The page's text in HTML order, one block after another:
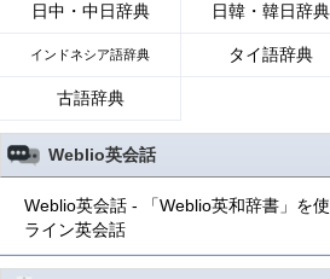
日中・中日辞典 日韓・韓日辞典
インドネシア語辞典 タイ語辞典
古語辞典
Weblio英会話
Weblio英会話 - 「Weblio英和辞書」を
ライン英会話